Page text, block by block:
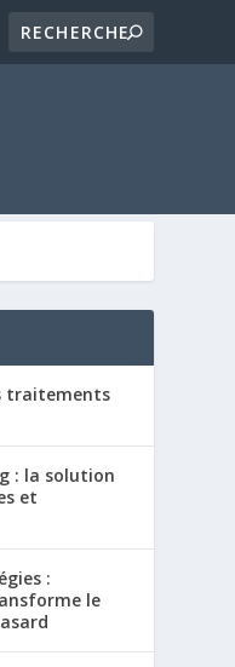
traitements
: la solution
et
:
le